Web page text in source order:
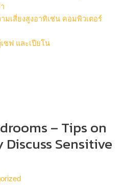
เสี่ยงสูงอาทิเช่น คอมพิวเตอร์
ซฟ และเปียโน
– Tips on
Sensitive